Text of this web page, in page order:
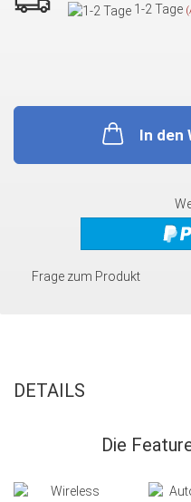
1-2 Tage
In den
Frage zum Produkt
DETAILS
Die